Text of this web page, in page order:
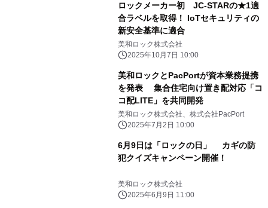
ロックメーカー初 JC-STARの★1適
合ラベルを取得！ IoTセキュリティの
新安全基準に適合
美和ロック株式会社
2025年10月7日 10:00
美和ロックとPacPortが資本業務提携
を発表 集合住宅向け置き配対応「コ
コ配LITE」を共同開発
美和ロック株式会社、株式会社PacPort
2025年7月2日 10:00
6月9日は「ロックの日」 カギの防
犯クイズキャンペーン開催！
美和ロック株式会社
2025年6月9日 11:00